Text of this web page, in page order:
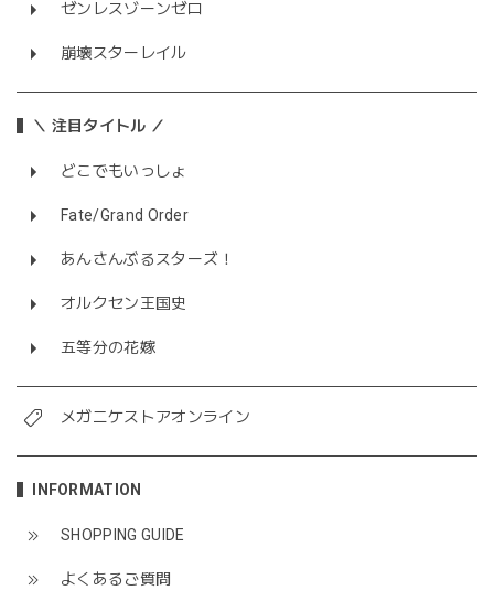
ゼンレスゾーンゼロ
崩壊スターレイル
＼ 注目タイトル ／
どこでもいっしょ
Fate/Grand Order
あんさんぶるスターズ！
オルクセン王国史
五等分の花嫁
メガニケストアオンライン
INFORMATION
SHOPPING GUIDE
よくあるご質問